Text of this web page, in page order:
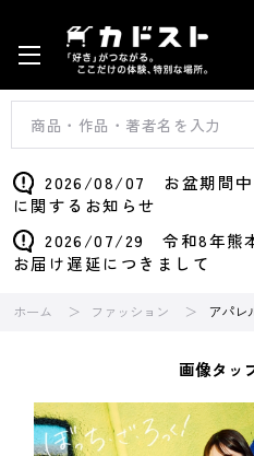
2026/08/07 お盆期間中
に関するお知らせ
2026/07/29 令和8年熊
お届け遅延につきまして
ホーム ファッション アパレ
画像タッ